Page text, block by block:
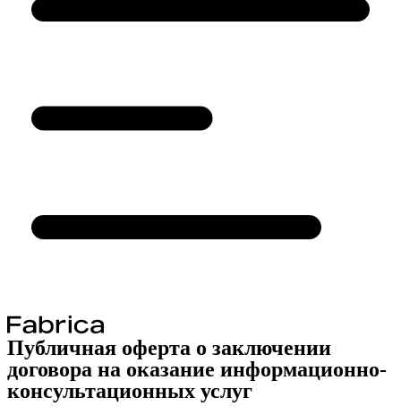
Публичная оферта о заключении
договора на оказание информационно-
консультационных услуг